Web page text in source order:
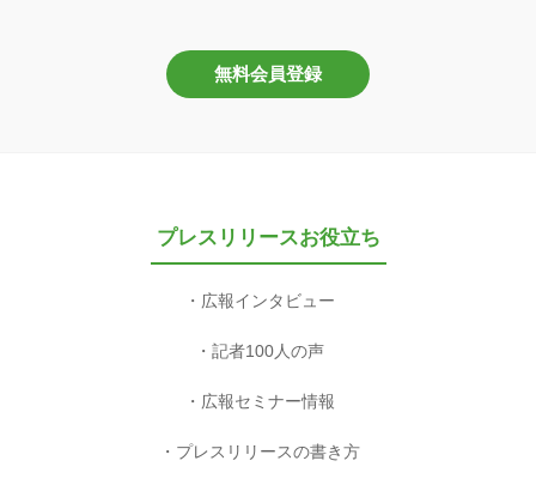
無料会員登録
プレスリリースお役立ち
広報インタビュー
記者100人の声
広報セミナー情報
プレスリリースの書き方